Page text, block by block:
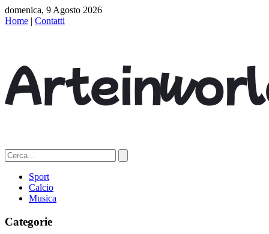
domenica, 9 Agosto 2026
Home | Contatti
Sport
Calcio
Musica
Categorie